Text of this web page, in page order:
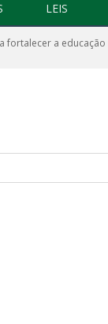
LEIS
a educação